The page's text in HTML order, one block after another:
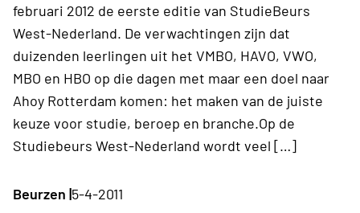
februari 2012 de eerste editie van StudieBeurs
West-Nederland. De verwachtingen zijn dat
duizenden leerlingen uit het VMBO, HAVO, VWO,
MBO en HBO op die dagen met maar een doel naar
Ahoy Rotterdam komen: het maken van de juiste
keuze voor studie, beroep en branche.Op de
Studiebeurs West-Nederland wordt veel […]
Beurzen |5-4-2011